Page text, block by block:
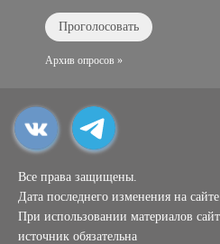
Архив опросов »
Все права защищены.
Дата последнего изменения на
При использовании материалов
источник обязательна